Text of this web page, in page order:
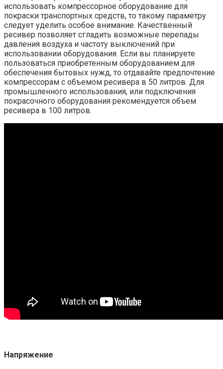
использовать компрессорное оборудование для
покраски транспортных средств, то такому параметру
следует уделить особое внимание. Качественный
ресивер позволяет сгладить возможные перепады
давления воздуха и частоту выключений при
использовании оборудования. Если вы планируете
пользоваться приобретенным оборудованием для
обеспечения бытовых нужд, то отдавайте предпочтение
компрессорам с объемом ресивера в 50 литров. Для
промышленного использования, или подключения
покрасочного оборудования рекомендуется объем
ресивера в 100 литров.
Напряжение